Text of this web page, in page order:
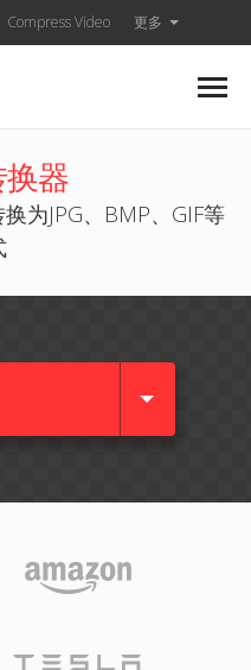
Compress Video 更多
换器
为JPG、BMP、GIF等